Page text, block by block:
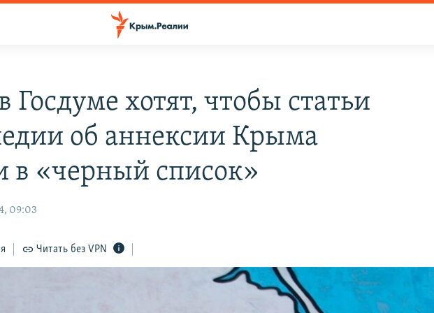
хотят, чтобы статьи
об аннексии Крыма
в «черный список»
09:03
Читать без VPN